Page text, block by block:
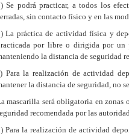
) Se podrá practicar, a todos los
sin contacto físico y en las
La práctica de actividad física y
por libre o dirigida por un
la distancia de seguridad
Para la realización de actividad
la distancia de seguridad, no
mascarilla será obligatoria en zonas
recomendada por las
Para la realización de actividad